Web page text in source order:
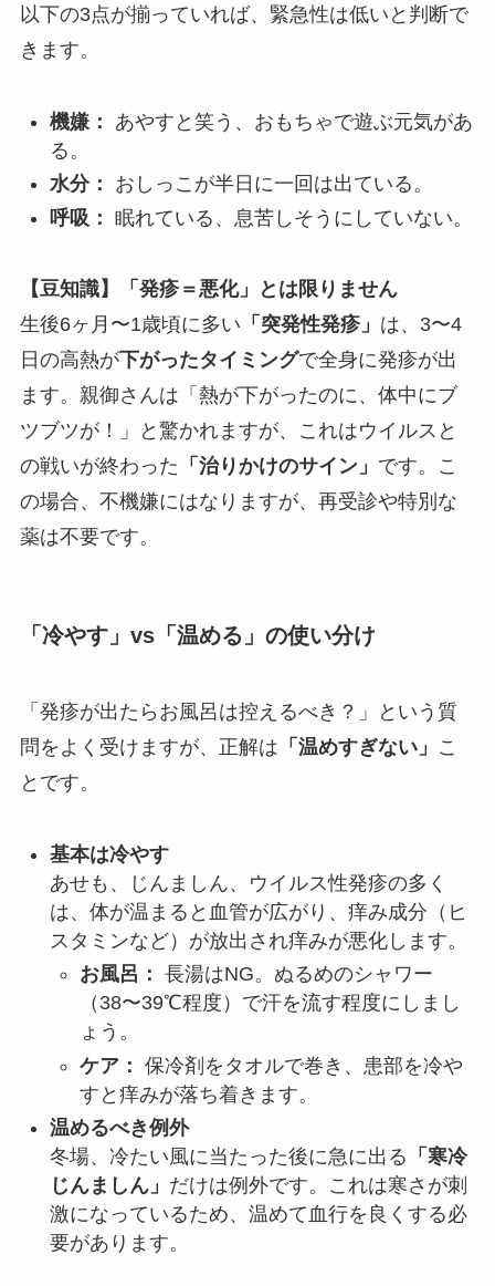
以下の3点が揃っていれば、緊急性は低いと判断で
きます。
機嫌：
あやすと笑う、おもちゃで遊ぶ元気があ
る。
水分：
おしっこが半日に一回は出ている。
呼吸： 眠れている、息苦しそうにしていない。
【豆知識】「発疹＝悪化」とは限りません
生後6ヶ月〜1歳頃に多い 「突発性発疹」 は、3〜4
日の高熱が下がったタイミングで全身に発疹が出
ます。親御さんは「熱が下がったのに、体中にブ
ツブツが！」と驚かれますが、これはウイルスと
の戦いが終わった 「治りかけのサイン」 です。こ
の場合、不機嫌にはなりますが、再受診や特別な
薬は不要です。
「冷やす」vs「温める」の使い分け
「発疹が出たらお風呂は控えるべき？」という質
問をよく受けますが、正解は 「温めすぎない」 こ
とです。
基本は冷やす
あせも、じんましん、ウイルス性発疹の多く
は、体が温まると血管が広がり、痒み成分（ヒ
スタミンなど）が放出され痒みが悪化します。
お風呂： 長湯はNG。ぬるめのシャワー
（38〜39℃程度）で汗を流す程度にしまし
ょう。
ケア： 保冷剤をタオルで巻き、患部を冷や
すと痒みが落ち着きます。
温めるべき例外
冬場、冷たい風に当たった後に急に出る 「寒冷
じんましん」 だけは例外です。これは寒さが刺
激になっているため、温めて血行を良くする必
要があります。